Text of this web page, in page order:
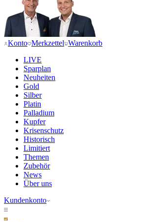
Konto Merkzettel Warenkorb
LIVE
Sparplan
Neuheiten
Gold
Silber
Platin
Palladium
Kupfer
Krisenschutz
Historisch
Limitiert
Themen
Zubehör
News
Über uns
Kundenkonto